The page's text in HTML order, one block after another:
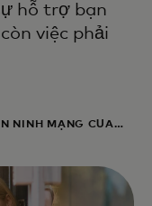
hỗ trợ bạn
việc phải
NINH MẠNG CỦA